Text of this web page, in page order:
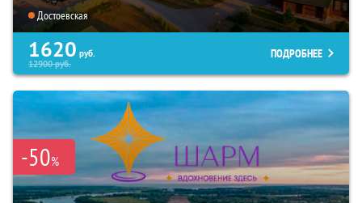
Достоевская
1620 руб.
12900руб.
ПОДРОБНЕЕ
-50%